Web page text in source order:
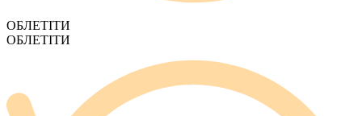
ОБЛЕТІТИ
ОБЛЕТІТИ